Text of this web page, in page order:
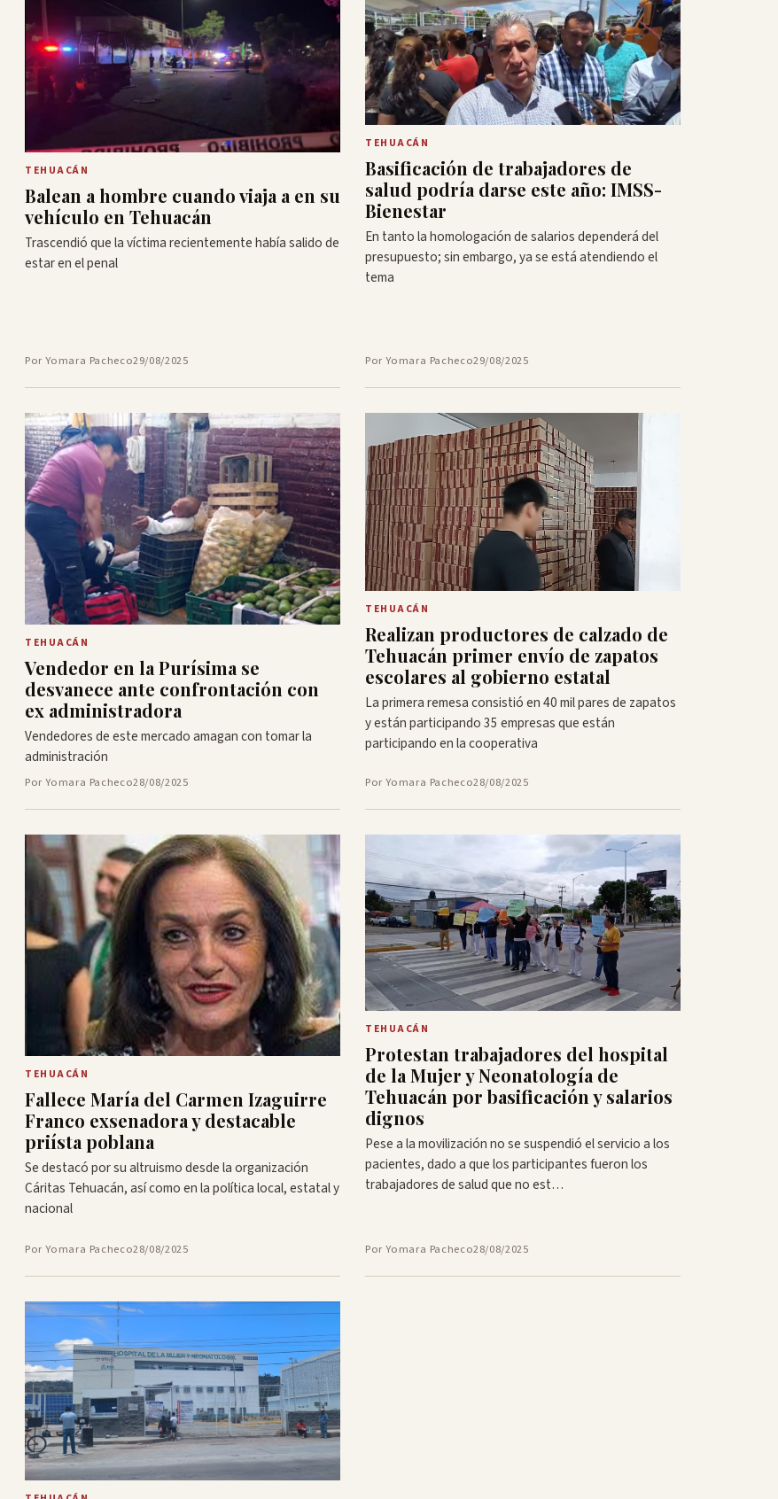
TEHUACÁN
Balean a hombre cuando viaja a en su
vehículo en Tehuacán
Trascendió que la víctima recientemente había salido de
estar en el penal
Por Yomara Pacheco29/08/2025
TEHUACÁN
Basificación de trabajadores de
salud podría darse este año: IMSS-
Bienestar
En tanto la homologación de salarios dependerá del
presupuesto; sin embargo, ya se está atendiendo el
tema
Por Yomara Pacheco29/08/2025
TEHUACÁN
Vendedor en la Purísima se
desvanece ante confrontación con
ex administradora
Vendedores de este mercado amagan con tomar la
administración
Por Yomara Pacheco28/08/2025
TEHUACÁN
Realizan productores de calzado de
Tehuacán primer envío de zapatos
escolares al gobierno estatal
La primera remesa consistió en 40 mil pares de zapatos
y están participando 35 empresas que están
participando en la cooperativa
Por Yomara Pacheco28/08/2025
TEHUACÁN
Fallece María del Carmen Izaguirre
Franco exsenadora y destacable
priísta poblana
Se destacó por su altruismo desde la organización
Cáritas Tehuacán, así como en la política local, estatal y
nacional
Por Yomara Pacheco28/08/2025
TEHUACÁN
Protestan trabajadores del hospital
de la Mujer y Neonatología de
Tehuacán por basificación y salarios
dignos
Pese a la movilización no se suspendió el servicio a los
pacientes, dado a que los participantes fueron los
trabajadores de salud que no est…
Por Yomara Pacheco28/08/2025